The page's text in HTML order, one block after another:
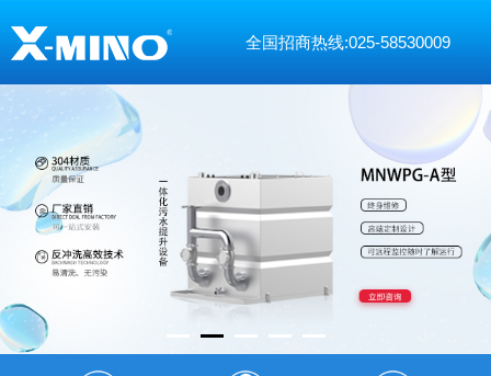
全国招商热线:025-58530009